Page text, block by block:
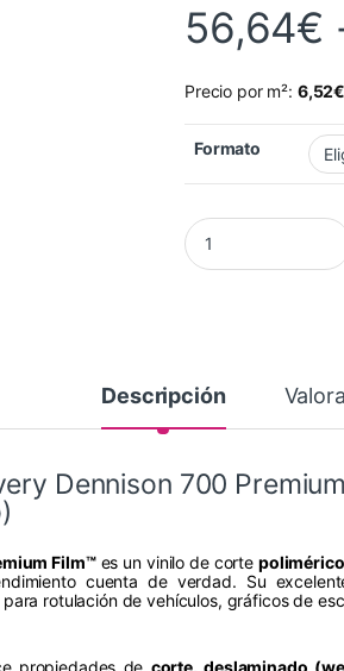
56,64€
Precio por m²: 6,52€
Formato
Vinilo Avery 700
Descripción
Dennison 700
Film™es un vinilo de corte
cuenta de verdad. Su
rotulación de vehículos, gráficos de